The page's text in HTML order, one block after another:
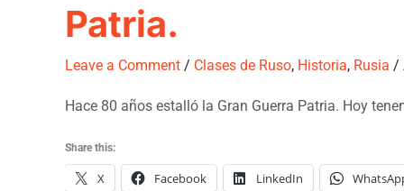
Patria.
Leave a Comment / Clases de Ruso, Historia, Rusia /
Hace 80 años estalló la Gran Guerra Patria. Hoy
Share this:
X Facebook LinkedIn